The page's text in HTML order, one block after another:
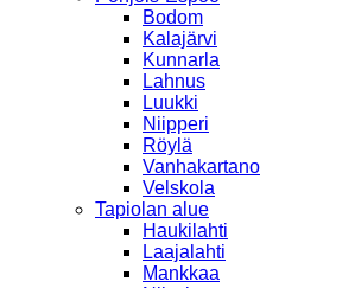
Bodom
Kalajärvi
Kunnarla
Lahnus
Luukki
Niipperi
Röylä
Vanhakartano
Velskola
Tapiolan alue
Haukilahti
Laajalahti
Mankkaa